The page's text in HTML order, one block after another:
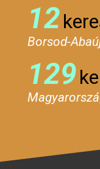
12
Borsod-
129